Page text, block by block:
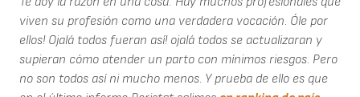
viven su profesión como una verdadera vocación. Óle por
ellos! Ojalá todos fueran así! ojalá todos se actualizaran y
supieran cómo atender un parto con mínimos riesgos. Pero
no son todos así ni mucho menos. Y prueba de ello es que